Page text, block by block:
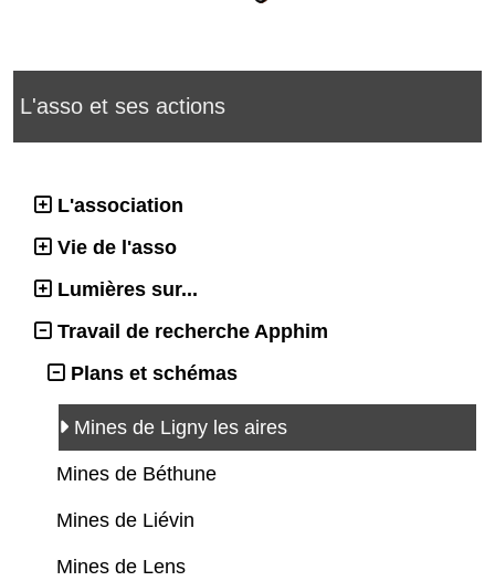
L'asso et ses actions
L'association
Vie de l'asso
Lumières sur...
Travail de recherche Apphim
Plans et schémas
Mines de Ligny les aires
Mines de Béthune
Mines de Liévin
Mines de Lens